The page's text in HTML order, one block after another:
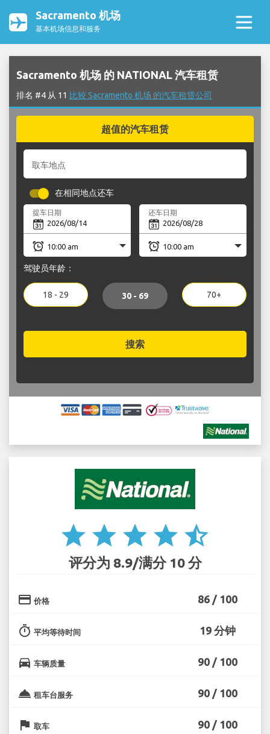
Sacramento 机场
基本机场信息和服务
Sacramento 机场 的 NATIONAL 汽车租赁
排名 #4 从 11 比较 Sacramento 机场 的汽车租赁公司
超值的汽车租赁
取车地点
在相同地点还车
提车日期 还车日期
驾驶员年龄：
18 - 29 30 - 69 70+
搜索
star star star star star_half
评分为 8.9/满分 10 分
credit_card 价格 86 / 100
timer 平均等待时间 19 分钟
directions_car 车辆质量 90 / 100
room_service 租车台服务 90 / 100
flag 取车 90 / 100